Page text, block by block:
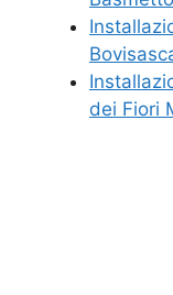
dei Fiori